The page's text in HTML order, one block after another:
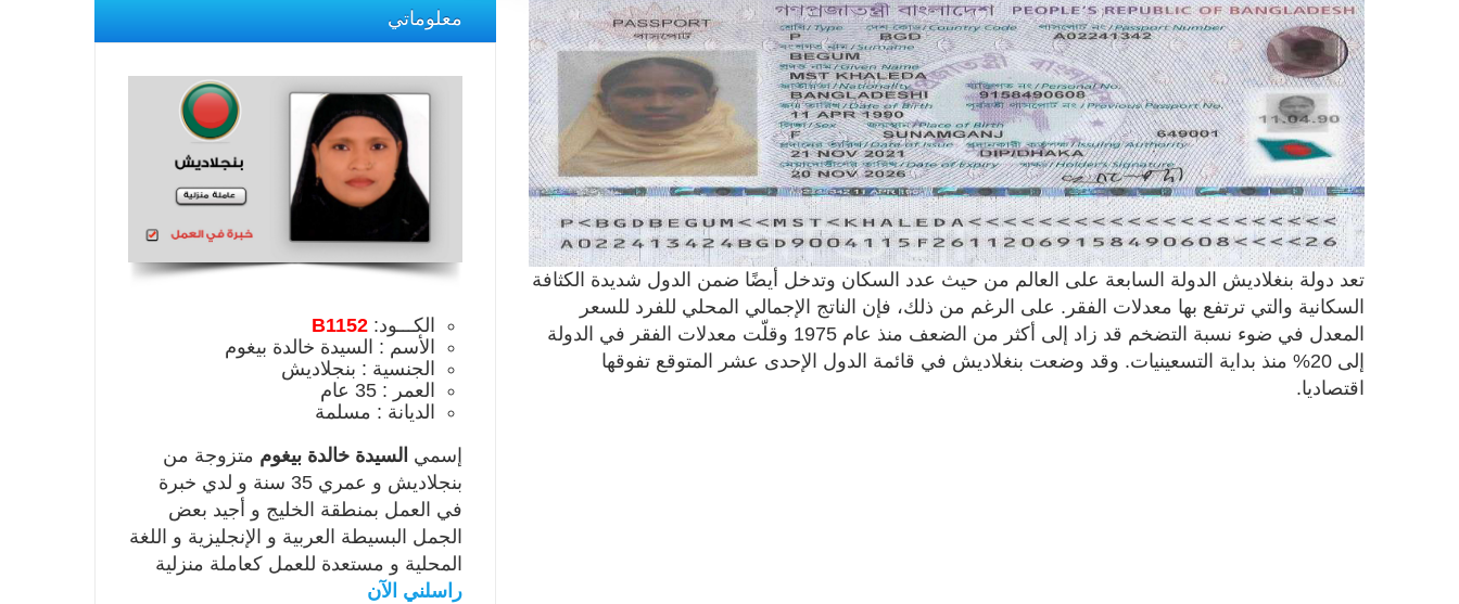
معلوماتي
الكـــود: B1152
الأسم : السيدة خالدة بيغوم
الجنسية : بنجلاديش
العمر : 35 عام
الديانة : مسلمة
إسمي السيدة خالدة بيغوم متزوجة من
بنجلاديش و عمري 35 سنة و لدي خبرة
في العمل بمنطقة الخليج و أجيد بعض
الجمل البسيطة العربية و الإنجليزية و اللغة
المحلية و مستعدة للعمل كعاملة منزلية
راسلني الآن
تعد دولة بنغلاديش الدولة السابعة على العالم من حيث عدد السكان وتدخل أيضًا ضمن الدول شديدة الكثافة
السكانية والتي ترتفع بها معدلات الفقر. على الرغم من ذلك، فإن الناتج الإجمالي المحلي للفرد للسعر
المعدل في ضوء نسبة التضخم قد زاد إلى أكثر من الضعف منذ عام 1975 وقلّت معدلات الفقر في الدولة
إلى 20% منذ بداية التسعينيات. وقد وضعت بنغلاديش في قائمة الدول الإحدى عشر المتوقع تفوقها
اقتصاديا.